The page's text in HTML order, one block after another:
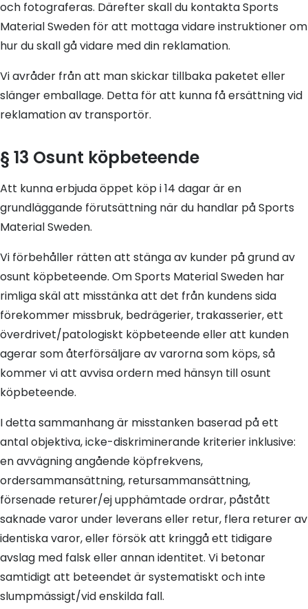
och fotograferas. Därefter skall du kontakta Sports
Material Sweden för att mottaga vidare instruktioner om
hur du skall gå vidare med din reklamation.
Vi avråder från att man skickar tillbaka paketet eller
slänger emballage. Detta för att kunna få ersättning vid
reklamation av transportör.
§ 13 Osunt köpbeteende
Att kunna erbjuda öppet köp i 14 dagar är en
grundläggande förutsättning när du handlar på Sports
Material Sweden.
Vi förbehåller rätten att stänga av kunder på grund av
osunt köpbeteende. Om Sports Material Sweden har
rimliga skäl att misstänka att det från kundens sida
förekommer missbruk, bedrägerier, trakasserier, ett
överdrivet/patologiskt köpbeteende eller att kunden
agerar som återförsäljare av varorna som köps, så
kommer vi att avvisa ordern med hänsyn till osunt
köpbeteende.
I detta sammanhang är misstanken baserad på ett
antal objektiva, icke-diskriminerande kriterier inklusive:
en avvägning angående köpfrekvens,
ordersammansättning, retursammansättning,
försenade returer/ej upphämtade ordrar, påstått
saknade varor under leverans eller retur, flera returer av
identiska varor, eller försök att kringgå ett tidigare
avslag med falsk eller annan identitet. Vi betonar
samtidigt att beteendet är systematiskt och inte
slumpmässigt/vid enskilda fall.